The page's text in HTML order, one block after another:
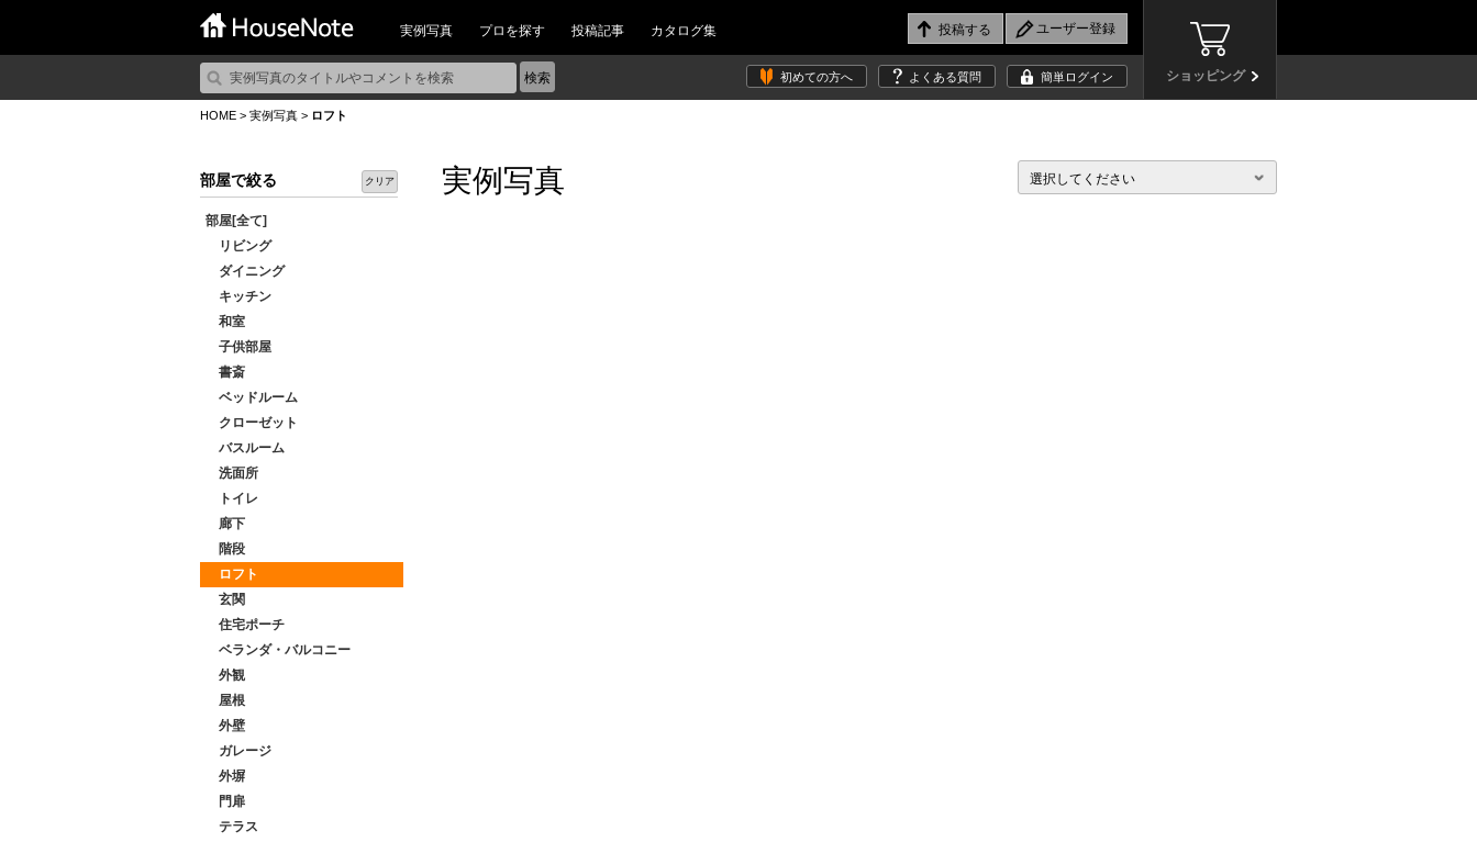
実例写真 プロを探す 投稿記事 カタログ集
ショッピング
初めての方へ よくある質問 簡単ログイン
HOME > 実例写真 > ロフト
部屋で絞る クリア
部屋[全て]
リビング
ダイニング
キッチン
和室
子供部屋
書斎
ベッドルーム
クローゼット
バスルーム
洗面所
トイレ
廊下
階段
ロフト
玄関
住宅ポーチ
ベランダ・バルコニー
外観
屋根
外壁
ガレージ
外塀
門扉
テラス
実例写真 選択してください